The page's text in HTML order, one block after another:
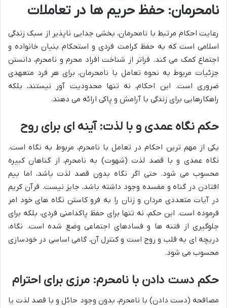
نامحرمان: حفظ حریم ها در تعاملات
رعایت احکام مرتبط با نامحرمان، بخشی جدایی ناپذیر از سبک زندگی
اسلامی است که به حفظ کرامت فردی و استحکام بنیان خانواده و
اجتماع کمک می کند. فراتر از شناخت افراد محرم و نامحرم، دانستن
جزئیات مربوط به نحوه تعامل با نامحرمان، برای هر فرد متعهدی
ضروری است. این احکام، نه تنها محدودیت آور نیستند، بلکه
راهکارهایی برای زندگی با آرامش و پاکی ارائه می دهند.
حکم نگاه عمدی و با لذت: آینه ای برای روح
یکی از مهم ترین احکام در تعامل با نامحرم، مربوط به نگاه است.
نگاه عمدی و با قصد لذت (شهوت) به نامحرم، از گناهان کبیره
محسوب می شود. حتی اگر نگاه بدون قصد لذت باشد، اما بیم
افتادن در گناه و مفسده وجود داشته باشد، جایز نیست. قرآن کریم
در آیات متعددی مردان و زنان را به فرو کاستن نگاه های خود امر
فرموده است. این حکم، نه تنها برای حفظ پاکدامنی فردی، بلکه برای
جلوگیری از فتنه ها و فسادهای اجتماعی وضع شده است. نگاه،
دریچه ای به قلب و روح است و کنترل آن، گامی اساسی در خودسازی
محسوب می شود.
حکم دست دادن با نامحرم: مرزی برای احترام
مصافحه (دست دادن) با نامحرم، بدون وجود حائل و با قصد لذت یا